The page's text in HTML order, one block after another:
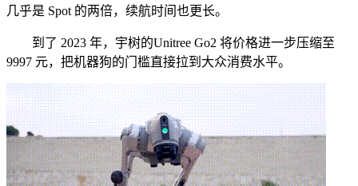
几乎是 Spot 的两倍，续航时间也更长。
到了 2023 年，宇树的Unitree Go2 将价格进一步压缩至
9997 元，把机器狗的门槛直接拉到大众消费水平。